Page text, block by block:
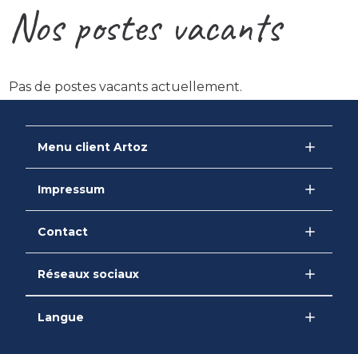
Nos postes vacants
Pas de postes vacants actuellement.
Contact
Réseaux sociaux
Menu client Artoz
Impressum
Langue